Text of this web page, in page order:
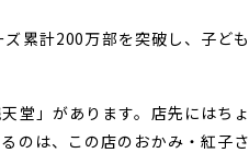
累計200万部を突破し、子ども
堂」があります。店先にはちょ
のは、この店のおかみ・紅子さ